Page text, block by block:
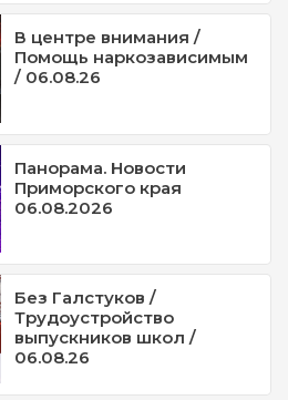
В центре внимания /
Помощь наркозависимым
/ 06.08.26
Панорама. Новости
Приморского края
06.08.2026
Без Галстуков /
Трудоустройство
выпускников школ /
06.08.26